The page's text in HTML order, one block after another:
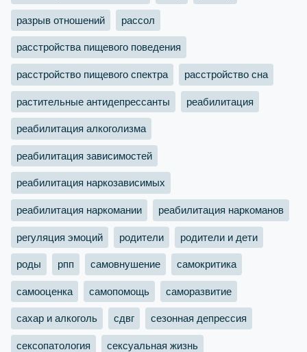
разрыв отношений рассол
расстройства пищевого поведения
расстройство пищевого спектра расстройство сна
растительные антидепрессанты реабилитация
реабилитация алкоголизма
реабилитация зависимостей
реабилитация наркозависимых
реабилитация наркомании реабилитация наркоманов
регуляция эмоций родители родители и дети
роды рпп самовнушение самокритика
самооценка самопомощь саморазвитие
сахар и алкоголь сдвг сезонная депрессия
сексопатология сексуальная жизнь